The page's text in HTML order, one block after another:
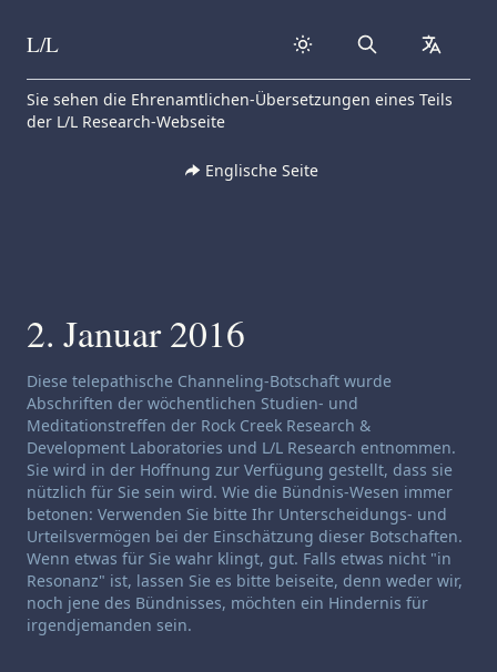
Skip to content
L/L Search
Sie sehen die Ehrenamtlichen-Übersetzungen eines Teils
der L/L Research-Webseite
Englische Seite
2. Januar 2016
Haftungsausschluss für Channeling:
Diese telepathische Channeling-Botschaft wurde
Abschriften der wöchentlichen Studien- und
Meditationstreffen der Rock Creek Research &
Development Laboratories und L/L Research entnommen.
Sie wird in der Hoffnung zur Verfügung gestellt, dass sie
nützlich für Sie sein wird. Wie die Bündnis-Wesen immer
betonen: Verwenden Sie bitte Ihr Unterscheidungs- und
Urteilsvermögen bei der Einschätzung dieser Botschaften.
Wenn etwas für Sie wahr klingt, gut. Falls etwas nicht "in
Resonanz" ist, lassen Sie es bitte beiseite, denn weder wir,
noch jene des Bündnisses, möchten ein Hindernis für
irgendjemanden sein.